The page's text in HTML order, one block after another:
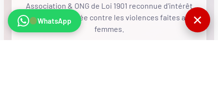
Association & ONG de Loi 1901 reconnue d'intérêt
général, mobilisée contre les violences faites aux
femmes.
WhatsApp ✕